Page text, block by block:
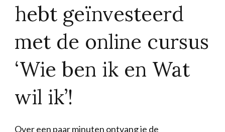
hebt geïnvesteerd
met de online cursus
‘Wie ben ik en Wat
wil ik’!
Over een paar minuten ontvang je de